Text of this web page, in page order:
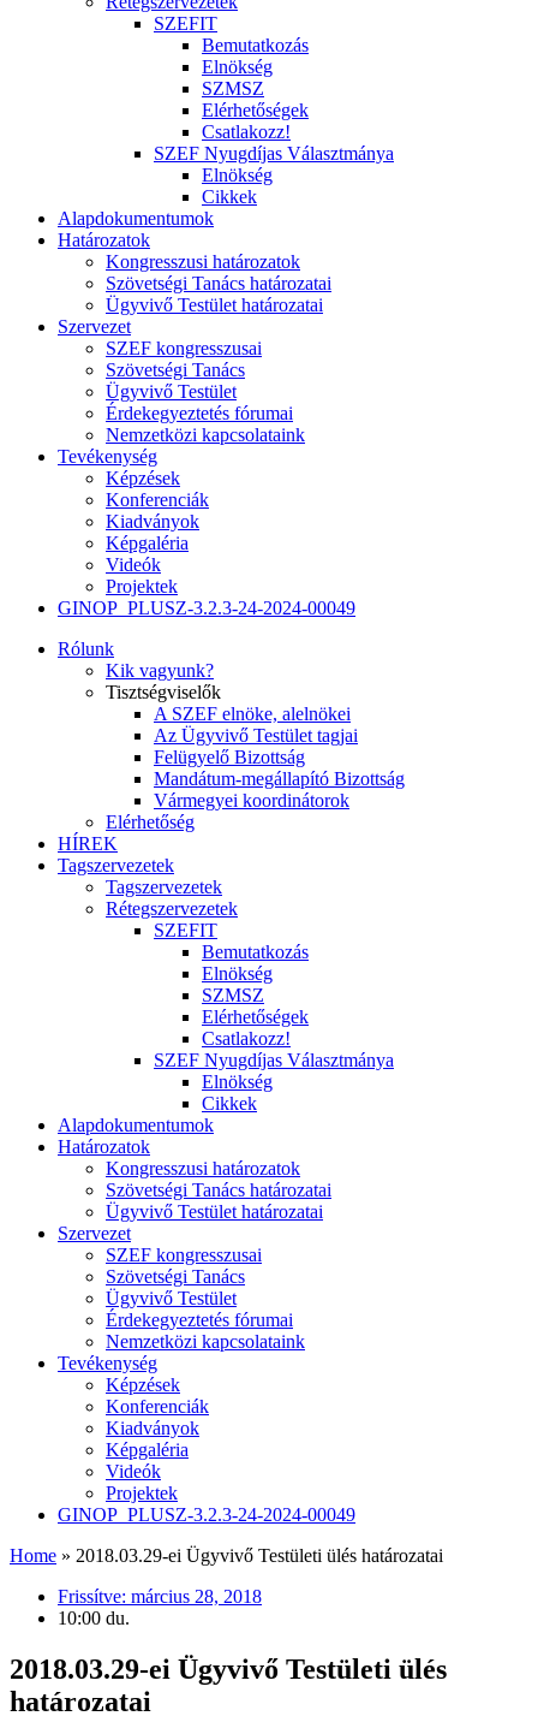
SZEFIT
Bemutatkozás
Elnökség
SZMSZ
Elérhetőségek
Csatlakozz!
SZEF Nyugdíjas Választmánya
Elnökség
Cikkek
Alapdokumentumok
Határozatok
Kongresszusi határozatok
Szövetségi Tanács határozatai
Ügyvivő Testület határozatai
Szervezet
SZEF kongresszusai
Szövetségi Tanács
Ügyvivő Testület
Érdekegyeztetés fórumai
Nemzetközi kapcsolataink
Tevékenység
Képzések
Konferenciák
Kiadványok
Képgaléria
Videók
Projektek
GINOP_PLUSZ-3.2.3-24-2024-00049
Rólunk
Kik vagyunk?
Tisztségviselők
A SZEF elnöke, alelnökei
Az Ügyvivő Testület tagjai
Felügyelő Bizottság
Mandátum-megállapító Bizottság
Vármegyei koordinátorok
Elérhetőség
HÍREK
Tagszervezetek
Tagszervezetek
Rétegszervezetek
SZEFIT
Bemutatkozás
Elnökség
SZMSZ
Elérhetőségek
Csatlakozz!
SZEF Nyugdíjas Választmánya
Elnökség
Cikkek
Alapdokumentumok
Határozatok
Kongresszusi határozatok
Szövetségi Tanács határozatai
Ügyvivő Testület határozatai
Szervezet
SZEF kongresszusai
Szövetségi Tanács
Ügyvivő Testület
Érdekegyeztetés fórumai
Nemzetközi kapcsolataink
Tevékenység
Képzések
Konferenciák
Kiadványok
Képgaléria
Videók
Projektek
GINOP_PLUSZ-3.2.3-24-2024-00049
Home » 2018.03.29-ei Ügyvivő Testületi ülés határozatai
Frissítve: március 28, 2018
10:00 du.
2018.03.29-ei Ügyvivő Testületi ülés
határozatai